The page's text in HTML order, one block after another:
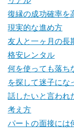
復縁の成功確率を
現実的な進め方
友人と一ヶ月の長
格安レンタル
何を使っても落ち
を探して迷子にな
話したいと言われ
考え方
パートの面接には